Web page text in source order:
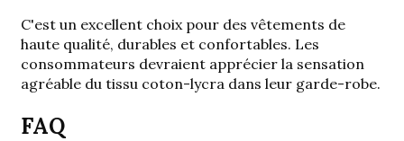
C'est un excellent choix pour des vêtements de
haute qualité, durables et confortables. Les
consommateurs devraient apprécier la sensation
agréable du tissu coton-lycra dans leur garde-robe.
FAQ